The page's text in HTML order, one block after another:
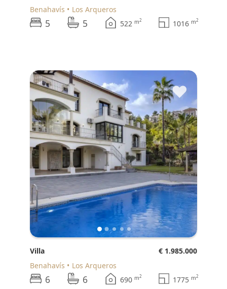
Benahavís
Los Arqueros
5 5 522 m2 1016 m2
♥
Villa
€ 1.985.000
Benahavís
Los Arqueros
6 6 690 m2 1775 m2